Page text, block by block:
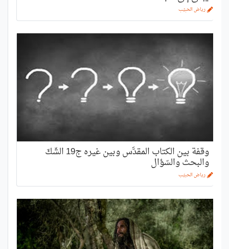
رياض الحبيّب
وقفة بين الكتاب المقدَّس وبين غيره ج19 الشّكّ
والبحث والسّؤال
رياض الحبيّب